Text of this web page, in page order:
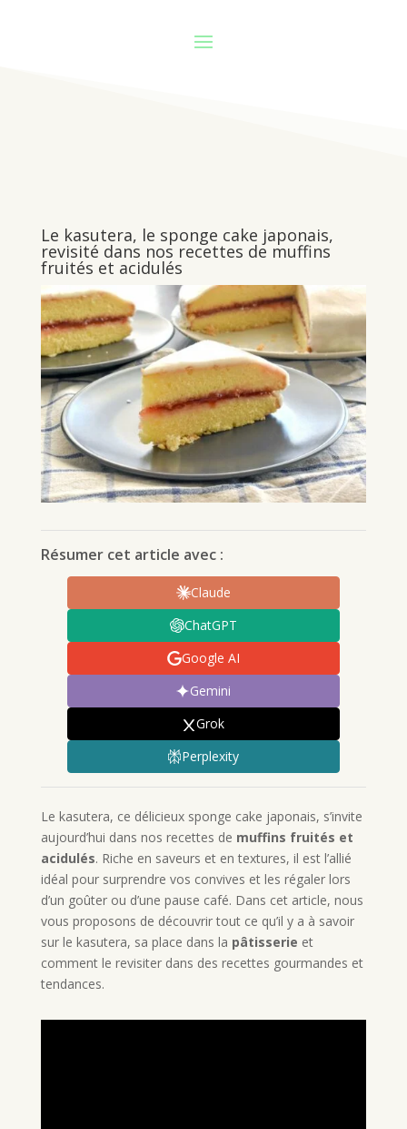
Le kasutera, le sponge cake japonais,
revisité dans nos recettes de muffins
fruités et acidulés
Résumer cet article avec :
Claude
ChatGPT
Google AI
Gemini
Grok
Perplexity
Le kasutera, ce délicieux sponge cake japonais, s’invite
aujourd’hui dans nos recettes de muffins fruités et
acidulés. Riche en saveurs et en textures, il est l’allié
idéal pour surprendre vos convives et les régaler lors
d’un goûter ou d’une pause café. Dans cet article, nous
vous proposons de découvrir tout ce qu’il y a à savoir
sur le kasutera, sa place dans la pâtisserie et
comment le revisiter dans des recettes gourmandes et
tendances.